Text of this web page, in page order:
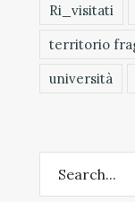
Ri_visitati
territorio
università